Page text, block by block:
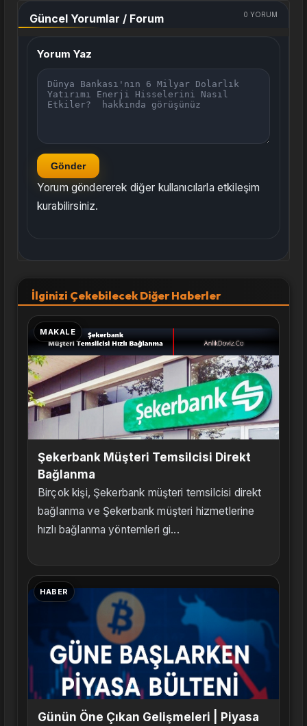
Güncel Yorumlar / Forum 0 YORUM
Yorum Yaz
Gönder
Yorum göndererek diğer kullanıcılarla etkileşim
kurabilirsiniz.
İlginizi Çekebilecek Diğer Haberler
MAKALE
Şekerbank Müşteri Temsilcisi Direkt
Bağlanma
Birçok kişi, Şekerbank müşteri temsilcisi direkt
bağlanma ve Şekerbank müşteri hizmetlerine
hızlı bağlanma yöntemleri gi...
HABER
Günün Öne Çıkan Gelişmeleri | Piyasa